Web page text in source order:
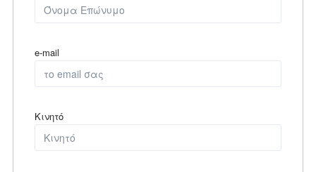
e-mail
Κινητό